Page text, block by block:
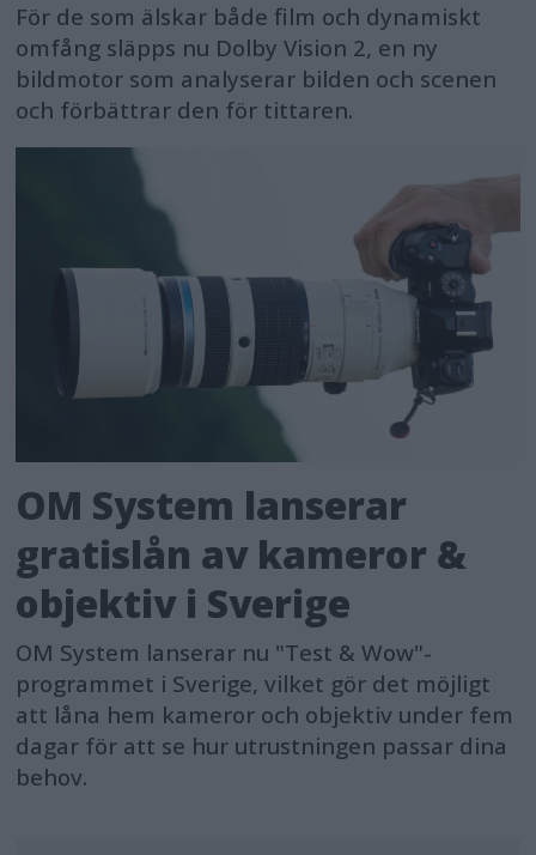
För de som älskar både film och dynamiskt
omfång släpps nu Dolby Vision 2, en ny
bildmotor som analyserar bilden och scenen
och förbättrar den för tittaren.
OM System lanserar
gratislån av kameror &
objektiv i Sverige
OM System lanserar nu "Test & Wow"-
programmet i Sverige, vilket gör det möjligt
att låna hem kameror och objektiv under fem
dagar för att se hur utrustningen passar dina
behov.